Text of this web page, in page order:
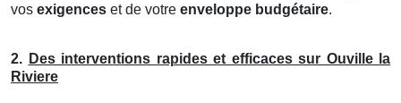
vos exigences et de votre enveloppe budgétaire.
2. Des interventions rapides et efficaces sur Ouville la
Riviere